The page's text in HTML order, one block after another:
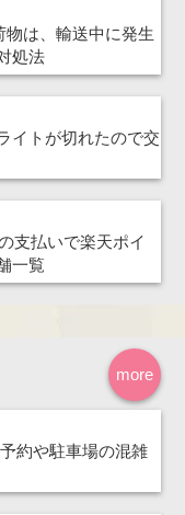
は、輸送中に発生
処法
イトが切れたので交
支払いで楽天ポイ
一覧
more
約や駐車場の混雑